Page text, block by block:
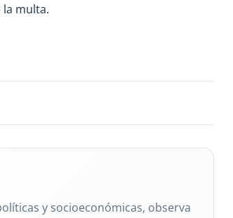
multa.
y socioeconómicas, observa